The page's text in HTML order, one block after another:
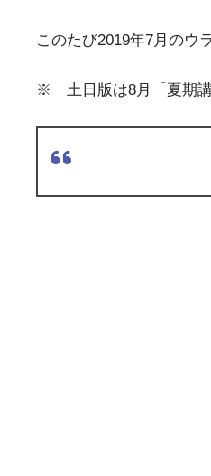
このたび2019年7月のウ
※ 土日版は8月「夏期講